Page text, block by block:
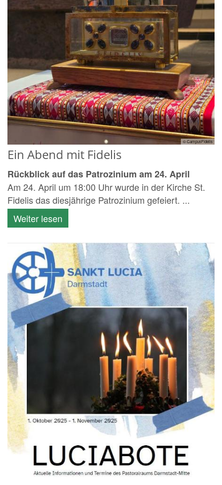
© CampusFidelis
Ein Abend mit Fidelis
Rückblick auf das Patrozinium am 24. April
Am 24. April um 18:00 Uhr wurde in der Kirche St.
Fidelis das diesjährige Patrozinium gefeiert. ...
Weiter lesen